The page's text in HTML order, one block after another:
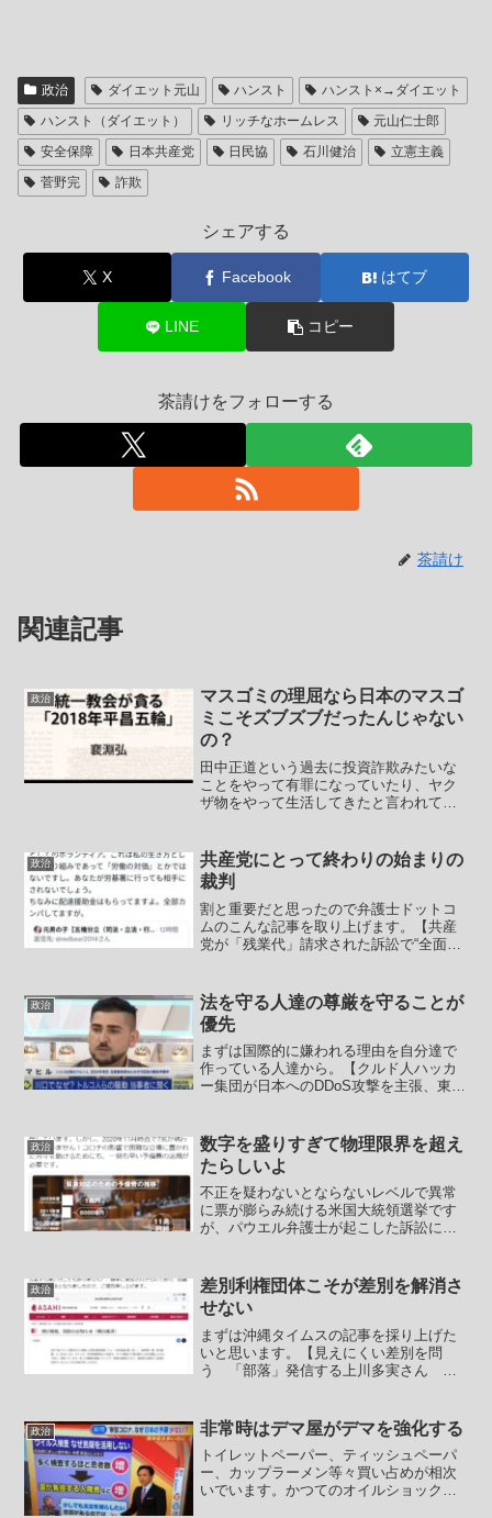
政治 ダイエット元山 ハンスト
ハンスト×→ダイエット
ハンスト（ダイエット）
リッチなホームレス
元山仁士郎
安全保障
日本共産党 日民協 石川健治
立憲主義
菅野完
詐欺
シェアする
X Facebook はてブ
LINE コピー
茶請けをフォローする
茶請け
関連記事
政治
マスゴミの理屈なら日本のマスゴ
ミこそズブズブだったんじゃない
の？
田中正道という過去に投資詐欺みたいな
ことをやって有罪になっていたり、ヤク
ザ物をやって生活してきたと言われてい
団体の幹部でもあります。現在は反日活
動家と言ったところが実態...
政治
共産党にとって終わりの始まりの
裁判
割と重要だと思ったので弁護士ドットコ
ムのこんな記事を取り上げます。【共産
党が「残業代」請求された訴訟で“全面敗
っくりこういう流れになります。――日
本共産...
政治
法を守る人達の尊厳を守ることが
優先
まずは国際的に嫌われる理由を自分達で
作っている人達から。【クルド人ハッカ
ー集団が日本へのDDoS攻撃を主張、東映
プでセキュリティ事業を手掛けるNTTセ
キュリティ・ジ...
政治
数字を盛りすぎて物理限界を超え
たらしいよ
不正を疑わないとならないレベルで異常
に票が膨らみ続ける米国大統領選挙です
が、パウエル弁護士が起こした訴訟につ
訴状を見て各自が判断するものなのにそ
の判断材料すら存在を認識...
政治
差別利権団体こそが差別を解消さ
せない
まずは沖縄タイムスの記事を採り上げた
いと思います。【見えにくい差別を問
う 「部落」発信する上川多実さん サ
えにくい現代の部落差別を巡る問題を問
い、発信する。時に同級生に...
政治 非常時はデマ屋がデマを強化する
トイレットペーパー、ティッシュペーパ
ー、カップラーメン等々買い占めが相次
いでいます。かつてのオイルショックの